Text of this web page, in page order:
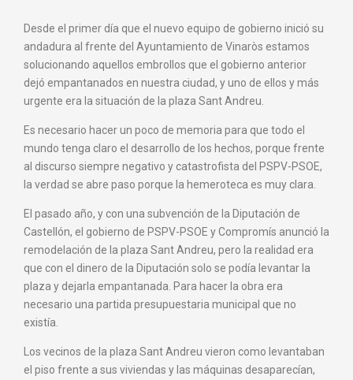
Desde el primer día que el nuevo equipo de gobierno inició su
andadura al frente del Ayuntamiento de Vinaròs estamos
solucionando aquellos embrollos que el gobierno anterior
dejó empantanados en nuestra ciudad, y uno de ellos y más
urgente era la situación de la plaza Sant Andreu.
Es necesario hacer un poco de memoria para que todo el
mundo tenga claro el desarrollo de los hechos, porque frente
al discurso siempre negativo y catastrofista del PSPV-PSOE,
la verdad se abre paso porque la hemeroteca es muy clara.
El pasado año, y con una subvención de la Diputación de
Castellón, el gobierno de PSPV-PSOE y Compromís anunció la
remodelación de la plaza Sant Andreu, pero la realidad era
que con el dinero de la Diputación solo se podía levantar la
plaza y dejarla empantanada. Para hacer la obra era
necesario una partida presupuestaria municipal que no
existía.
Los vecinos de la plaza Sant Andreu vieron como levantaban
el piso frente a sus viviendas y las máquinas desaparecían,